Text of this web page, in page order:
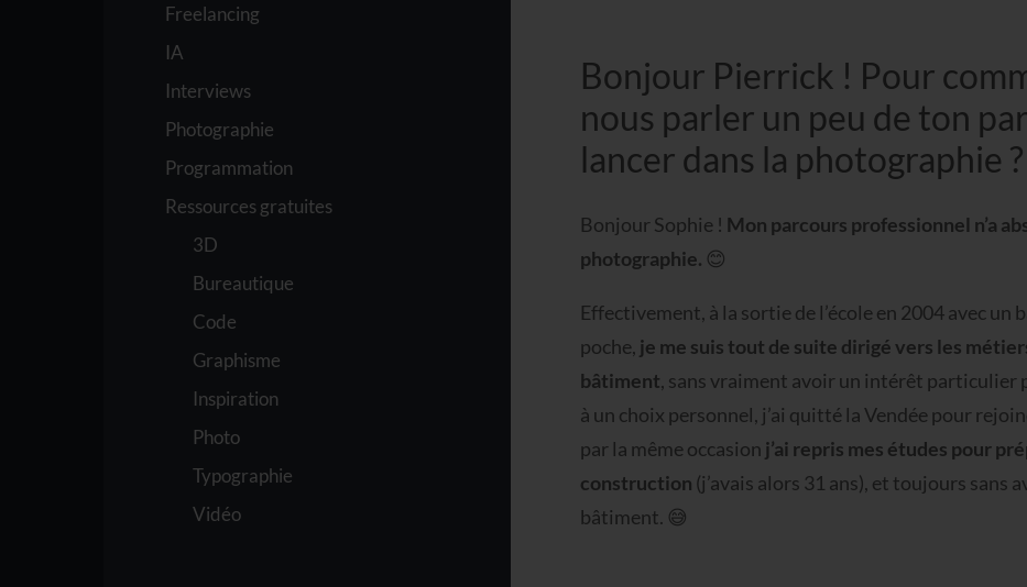
Freelancing
IA
Interviews
Photographie
Programmation
Ressources gratuites
3D
Bureautique
Code
Graphisme
Inspiration
Photo
Typographie
Vidéo
Bonjour Pierrick ! Pour
nous parler un peu de ton
lancer dans la photographie ?
Bonjour Sophie ! Mon parcours professionnel n’a
photographie. 😊
Effectivement, à la sortie de l’école en 2004 avec un
poche, je me suis tout de suite dirigé vers les
bâtiment, sans vraiment avoir un intérêt particulier
à un choix personnel, j’ai quitté la Vendée pour
par la même occasion j’ai repris mes études pour
construction (j’avais alors 31 ans), et toujours
bâtiment. 😅